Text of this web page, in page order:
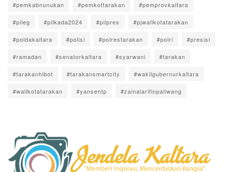
#pemkabnunukan #pemkottarakan #pemprovkaltara
#pileg #pilkada2024 #pilpres #pjwalikotatarakan
#poldakaltara #polisi #polrestarakan #polri #presisi
#ramadan #senatorkaltara #syarwani #tarakan
#tarakanhibot #tarakansmartcity #wakilgubernurkaltara
#walikotatarakan #yansentp #zainalarifinpaliwang